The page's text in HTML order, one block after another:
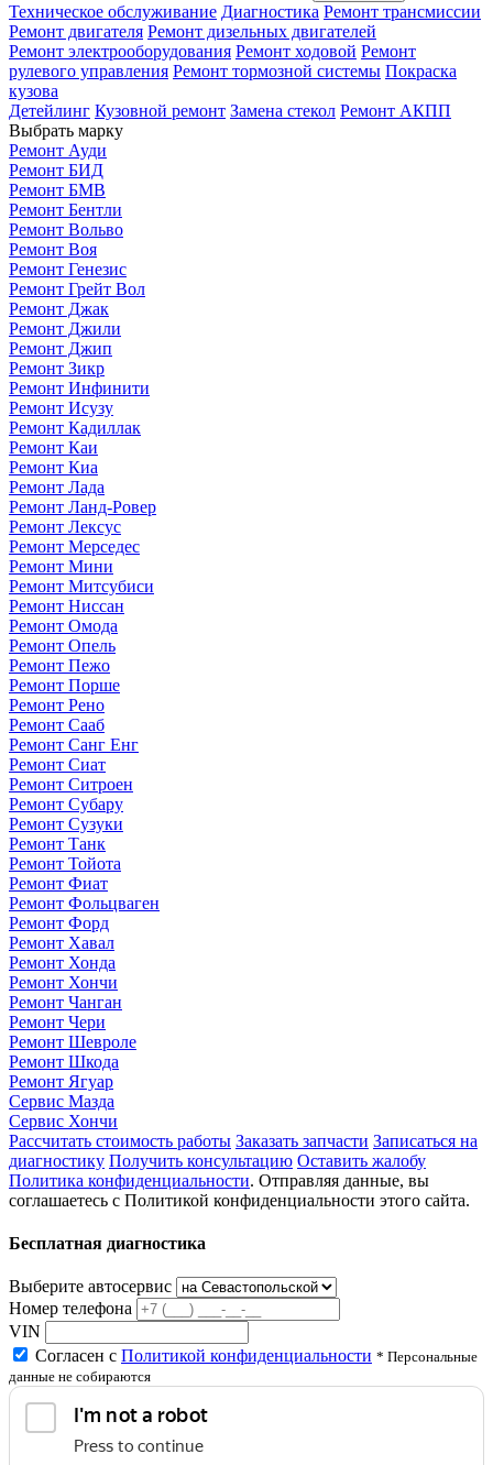
Техническое обслуживание Диагностика Ремонт трансмиссии
Ремонт двигателя Ремонт дизельных двигателей
Ремонт электрооборудования Ремонт ходовой Ремонт
рулевого управления Ремонт тормозной системы Покраска
кузова
Детейлинг Кузовной ремонт Замена стекол Ремонт АКПП
Выбрать марку
Ремонт Ауди
Ремонт БИД
Ремонт БМВ
Ремонт Бентли
Ремонт Вольво
Ремонт Воя
Ремонт Генезис
Ремонт Грейт Вол
Ремонт Джак
Ремонт Джили
Ремонт Джип
Ремонт Зикр
Ремонт Инфинити
Ремонт Исузу
Ремонт Кадиллак
Ремонт Каи
Ремонт Киа
Ремонт Лада
Ремонт Ланд-Ровер
Ремонт Лексус
Ремонт Мерседес
Ремонт Мини
Ремонт Митсубиси
Ремонт Ниссан
Ремонт Омода
Ремонт Опель
Ремонт Пежо
Ремонт Порше
Ремонт Рено
Ремонт Сааб
Ремонт Санг Енг
Ремонт Сиат
Ремонт Ситроен
Ремонт Субару
Ремонт Сузуки
Ремонт Танк
Ремонт Тойота
Ремонт Фиат
Ремонт Фольцваген
Ремонт Форд
Ремонт Хавал
Ремонт Хонда
Ремонт Хончи
Ремонт Чанган
Ремонт Чери
Ремонт Шевроле
Ремонт Шкода
Ремонт Ягуар
Сервис Мазда
Сервис Хончи
Рассчитать стоимость работы Заказать запчасти Записаться на
диагностику Получить консультацию Оставить жалобу
Политика конфиденциальности. Отправляя данные, вы
соглашаетесь с Политикой конфиденциальности этого сайта.
Бесплатная диагностика
Выберите автосервис
Номер телефона
VIN
Согласен с Политикой конфиденциальности * Персональные
данные не собираются